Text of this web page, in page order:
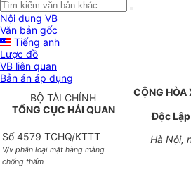
Nội dung VB
Văn bản gốc
Tiếng anh
Lược đồ
VB liên quan
Bản án áp dụng
BỘ TÀI CHÍNH
TỔNG CỤC HẢI QUAN
CỘNG HÒA
Độc
Số 4579 TCHQ/KTTT
V/v phân loại mặt hàng màng
chống thấm
Hà Nội,